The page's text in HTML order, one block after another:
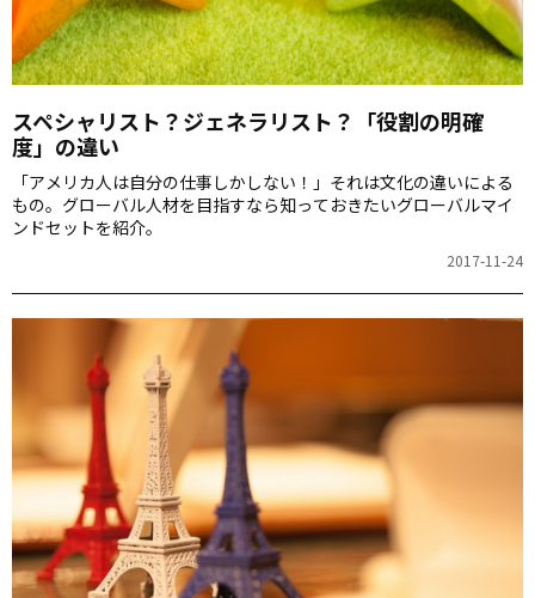
スペシャリスト？ジェネラリスト？「役割の明確
度」の違い
「アメリカ人は自分の仕事しかしない！」それは文化の違いによる
もの。グローバル人材を目指すなら知っておきたいグローバルマイ
ンドセットを紹介。
2017-11-24